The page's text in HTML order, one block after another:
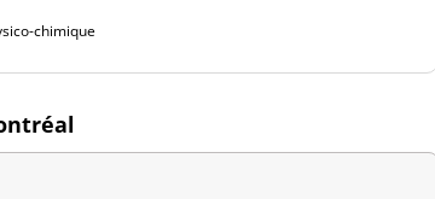
chimique